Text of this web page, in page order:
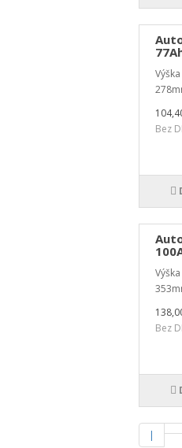
Bez
Bez
|